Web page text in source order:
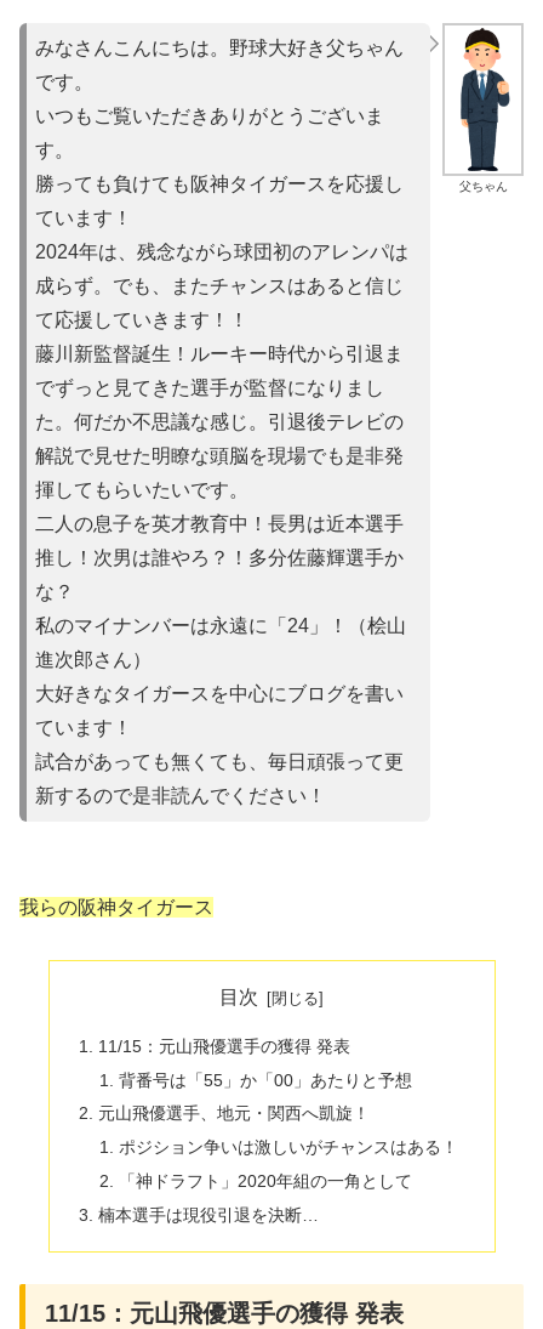
父ちゃん
みなさんこんにちは。野球大好き父ちゃん
です。
いつもご覧いただきありがとうございま
す。
勝っても負けても阪神タイガースを応援し
ています！
2024年は、残念ながら球団初のアレンパは
成らず。でも、またチャンスはあると信じ
て応援していきます！！
藤川新監督誕生！ルーキー時代から引退ま
でずっと見てきた選手が監督になりまし
た。何だか不思議な感じ。引退後テレビの
解説で見せた明瞭な頭脳を現場でも是非発
揮してもらいたいです。
二人の息子を英才教育中！長男は近本選手
推し！次男は誰やろ？！多分佐藤輝選手か
な？
私のマイナンバーは永遠に「24」！（桧山
進次郎さん）
大好きなタイガースを中心にブログを書い
ています！
試合があって も無くても、毎日頑張って更
新するので是非読んでください！
我らの阪神タイガース
目次
11/15：元山飛優選手の獲得 発表
背番号は「55」か「00」あたりと予想
元山飛優選手、地元・関西へ凱旋！
ポジション争いは激しいがチャンスはある！
「神ドラフト」2020年組の一角として
楠本選手は現役引退を決断…
11/15：元山飛優選手の獲得 発表